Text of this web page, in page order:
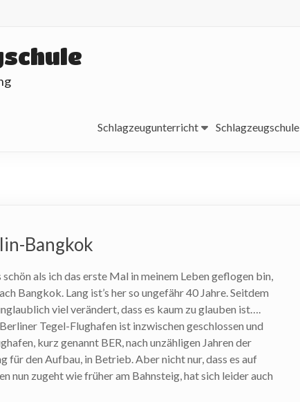
Schlagzeugunterricht Schlagzeugschule
Bangkok
schön als ich das erste Mal in meinem Leben geflogen bin,
Bangkok. Lang ist’s her so ungefähr 40 Jahre. Seitdem
viel verändert, dass es kaum zu glauben ist….
Tegel-Flughafen ist inzwischen geschlossen und
kurz genannt BER, nach unzähligen Jahren der
für den Aufbau, in Betrieb. Aber nicht nur, dass es auf
nun zugeht wie früher am Bahnsteig, hat sich leider auch